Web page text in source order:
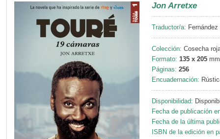
Jon Arretxe
Traductor/a:
Colección: Cosecha
Formato: 135 x 205 mm
Páginas: 256
Encuadernación:
Disponibilidad:
Fecha de publicación
Fecha de la última
ISBN de la edición en